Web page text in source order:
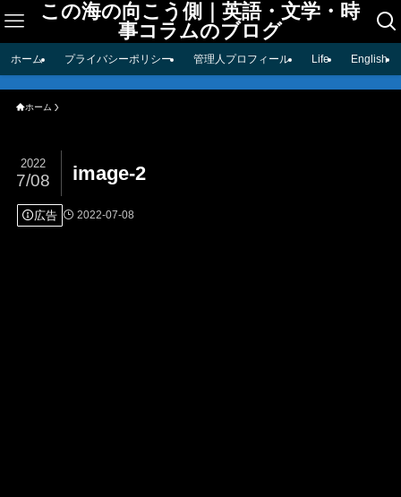
この海の向こう側｜英語・文学・時
事コラムのブログ
ホーム プライバシーポリシー 管理人プロフィール Life English
ホーム
image-2
2022
7/08
広告 2022-07-08